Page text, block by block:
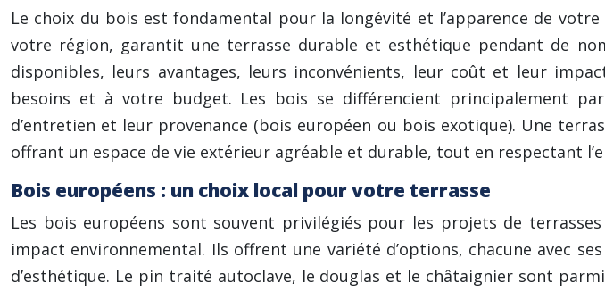
Le choix du bois est fondamental pour la longévité et l’apparence de
votre région, garantit une terrasse durable et esthétique pendant de
disponibles, leurs avantages, leurs inconvénients, leur coût et leur
besoins et à votre budget. Les bois se différencient principalement
d’entretien et leur provenance (bois européen ou bois exotique). Une
offrant un espace de vie extérieur agréable et durable, tout en respectant
Bois européens : un choix local pour votre terrasse
Les bois européens sont souvent privilégiés pour les projets de
impact environnemental. Ils offrent une variété d’options, chacune avec
d’esthétique. Le pin traité autoclave, le douglas et le châtaignier sont